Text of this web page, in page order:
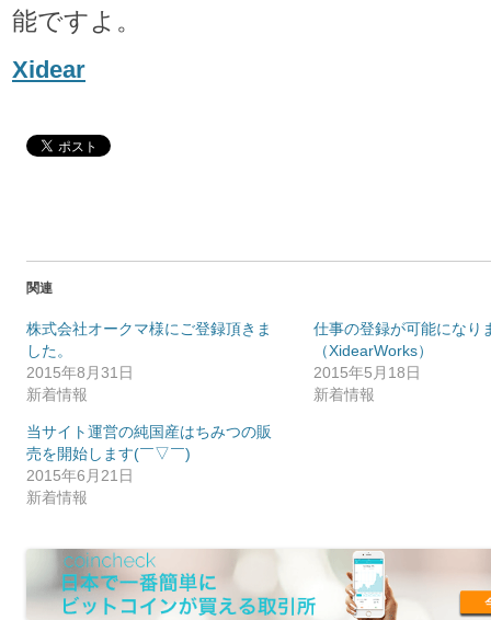
能ですよ。
Xidear
関連
株式会社オークマ様にご登録頂きま
した。
2015年8月31日
新着情報
仕事の登録が可能になり
（XidearWorks）
2015年5月18日
新着情報
当サイト運営の純国産はちみつの販
売を開始します(￣▽￣)
2015年6月21日
新着情報